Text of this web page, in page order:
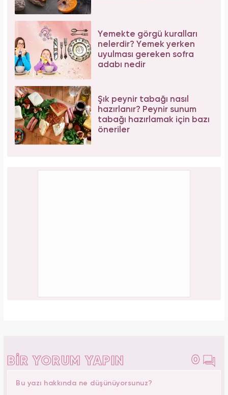
Yemekte görgü kuralları
nelerdir? Yemek yerken
uyulması gereken sofra
adabı nedir
Şık peynir tabağı nasıl
hazırlanır? Peynir sunum
tabağı hazırlamak için bazı
öneriler
BİR YORUM YAPIN 0